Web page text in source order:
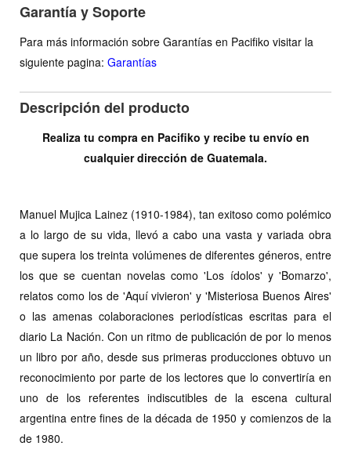
Garantía y Soporte
Para más información sobre Garantías en Pacifiko visitar la
siguiente pagina: Garantías
Descripción del producto
Realiza tu compra en Pacifiko y recibe tu envío en
cualquier dirección de Guatemala.
Manuel Mujica Lainez (1910-1984), tan exitoso como polémico
a lo largo de su vida, llevó a cabo una vasta y variada obra
que supera los treinta volúmenes de diferentes géneros, entre
los que se cuentan novelas como 'Los ídolos' y 'Bomarzo',
relatos como los de 'Aquí vivieron' y 'Misteriosa Buenos Aires'
o las amenas colaboraciones periodísticas escritas para el
diario La Nación. Con un ritmo de publicación de por lo menos
un libro por año, desde sus primeras producciones obtuvo un
reconocimiento por parte de los lectores que lo convertiría en
uno de los referentes indiscutibles de la escena cultural
argentina entre fines de la década de 1950 y comienzos de la
de 1980.